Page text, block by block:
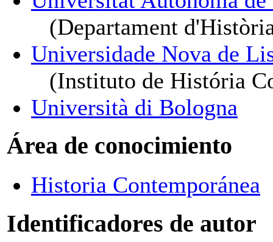
(Departament
Universidade Nova de
(Instituto de História
Università di Bologna
Área de conocimiento
Historia Contemporánea
Identificadores de autor